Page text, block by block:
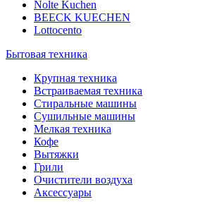
Nolte Kuchen
BEECK KUECHEN
Lottocento
Бытовая техника
Крупная техника
Встраиваемая техника
Стиральные машины
Сушильные машины
Мелкая техника
Кофе
Вытяжки
Грили
Очистители воздуха
Аксессуары